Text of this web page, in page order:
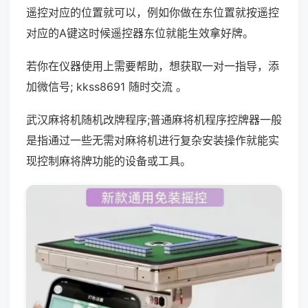
遥控对应的位置就可以，例如你做在东位置就按遥控
对应的A键这时候遥控器东位就能生效拿好牌。
若你在仪器使用上需要帮助，想获取一对一指导，添
加微信号; kkss8691 随时交流 。
武汉麻将机随机改牌程序;普通麻将机程序控牌器一般
是指通过一些无需对麻将机进行复杂安装操作就能实
现控制麻将牌功能的设备或工具。